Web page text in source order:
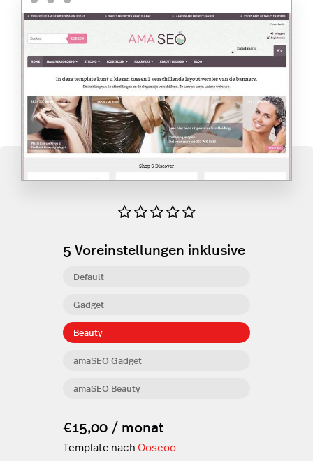
5 Voreinstellungen inklusive
Gadget
Default
Beauty
amaSEO Gadget
amaSEO Beauty
€15,00 / monat
Template nach Ooseoo